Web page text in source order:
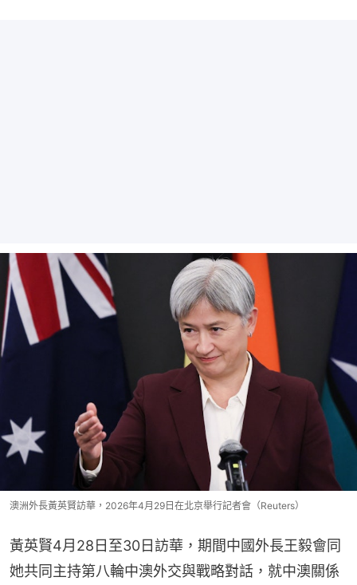
澳洲外長黃英賢訪華，2026年4月29日在北京舉行記者會（Reuters）
黃英賢4月28日至30日訪華，期間中國外長王毅會同
她共同主持第八輪中澳外交與戰略對話，就中澳關係